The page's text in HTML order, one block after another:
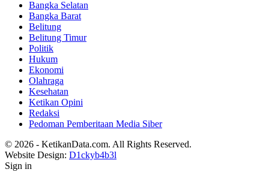
Bangka Selatan
Bangka Barat
Belitung
Belitung Timur
Politik
Hukum
Ekonomi
Olahraga
Kesehatan
Ketikan Opini
Redaksi
Pedoman Pemberitaan Media Siber
© 2026 - KetikanData.com. All Rights Reserved.
Website Design: D1ckyb4b3l
Sign in